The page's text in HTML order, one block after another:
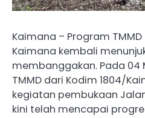
Kaimana – Program
Kaimana kembali
membanggakan. Pada 04
TMMD dari Kodim 1804/
kegiatan pembukaan
kini telah mencapai